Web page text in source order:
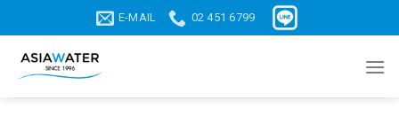
to
content
E-MAIL 02 451 6799